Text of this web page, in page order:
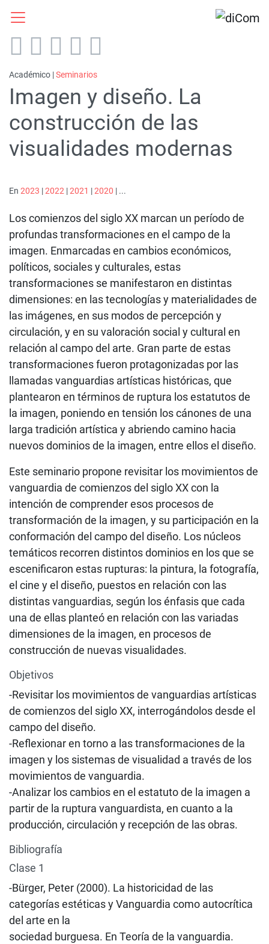
Académico |Seminarios
Imagen y diseño. La
construcción de las
visualidades modernas
En 2023 |2022 |2021 |2020 | ...
Los comienzos del siglo XX marcan un período de
profundas transformaciones en el campo de la
imagen. Enmarcadas en cambios económicos,
políticos, sociales y culturales, estas
transformaciones se manifestaron en distintas
dimensiones: en las tecnologías y materialidades de
las imágenes, en sus modos de percepción y
circulación, y en su valoración social y cultural en
relación al campo del arte. Gran parte de estas
transformaciones fueron protagonizadas por las
llamadas vanguardias artísticas históricas, que
plantearon en términos de ruptura los estatutos de
la imagen, poniendo en tensión los cánones de una
larga tradición artística y abriendo camino hacia
nuevos dominios de la imagen, entre ellos el diseño.
Este seminario propone revisitar los movimientos de
vanguardia de comienzos del siglo XX con la
intención de comprender esos procesos de
transformación de la imagen, y su participación en la
conformación del campo del diseño. Los núcleos
temáticos recorren distintos dominios en los que se
escenificaron estas rupturas: la pintura, la fotografía,
el cine y el diseño, puestos en relación con las
distintas vanguardias, según los énfasis que cada
una de ellas planteó en relación con las variadas
dimensiones de la imagen, en procesos de
construcción de nuevas visualidades.
Objetivos
-Revisitar los movimientos de vanguardias artísticas
de comienzos del siglo XX, interrogándolos desde el
campo del diseño.
-Reflexionar en torno a las transformaciones de la
imagen y los sistemas de visualidad a través de los
movimientos de vanguardia.
-Analizar los cambios en el estatuto de la imagen a
partir de la ruptura vanguardista, en cuanto a la
producción, circulación y recepción de las obras.
Bibliografía
Clase 1
-Bürger, Peter (2000). La historicidad de las
categorías estéticas y Vanguardia como autocrítica
del arte en la
sociedad burguesa. En Teoría de la vanguardia.